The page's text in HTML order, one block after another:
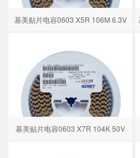
基美贴片电容0603 X5R 106M 6.3V
基美贴片电容0603 X7R 104K 50V